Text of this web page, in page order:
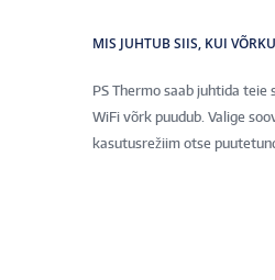
MIS JUHTUB SIIS, KUI
PS Thermo saab juhtida teie
WiFi võrk puudub. Valige
kasutusrežiim otse